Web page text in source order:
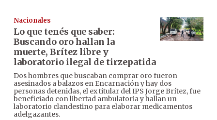
Nacionales
Lo que tenés que saber:
Buscando oro hallan la
muerte, Brítez libre y
laboratorio ilegal de tirzepatida
Dos hombres que buscaban comprar oro fueron
asesinados a balazos en Encarnación y hay dos
personas detenidas, el ex titular del IPS Jorge Brítez, fue
beneficiado con libertad ambulatoria y hallan un
laboratorio clandestino para elaborar medicamentos
adelgazantes.